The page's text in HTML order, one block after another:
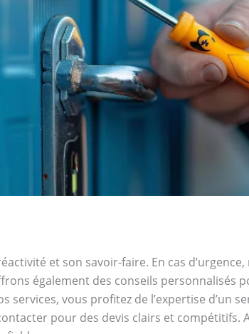
et son savoir-faire. En cas
également des conseils personnalisés
vous profitez de l’expertise d’un
pour des devis clairs et compétitifs.